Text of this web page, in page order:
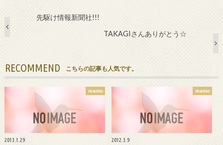
先駆け情報新聞社!!!
TAKAGIさんありがとう☆
RECOMMEND こちらの記事も人気です。
memo
2013.1.29
memo
2012.3.9